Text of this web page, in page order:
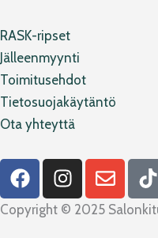
RASK-ripset
Jälleenmyynti
Toimitusehdot
Tietosuojakäytäntö
Ota yhteyttä
F
a
c
I
n
s
E
n
v
T
i
k
Copyright © 2025